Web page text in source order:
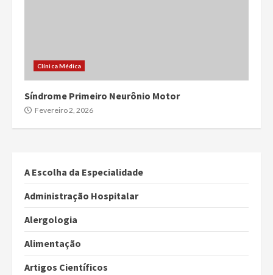
Clínica Médica
Síndrome Primeiro Neurônio Motor
Fevereiro 2, 2026
A Escolha da Especialidade
Administração Hospitalar
Alergologia
Alimentação
Artigos Científicos